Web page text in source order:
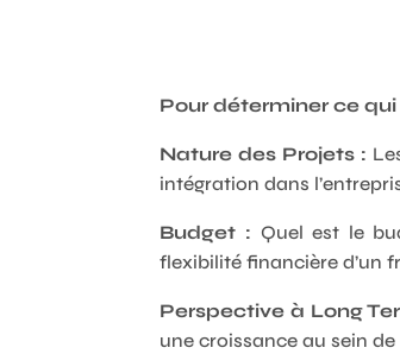
Pour déterminer ce
Nature des Projets :
intégration dans
Budget : Quel est le
flexibilité financière d’un
Perspective à Long
une croissance au sein de